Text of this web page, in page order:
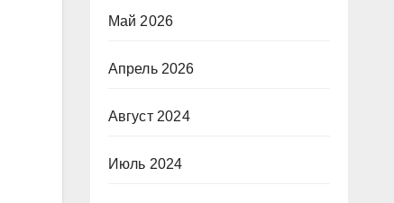
Май 2026
Апрель 2026
Август 2024
Июль 2024